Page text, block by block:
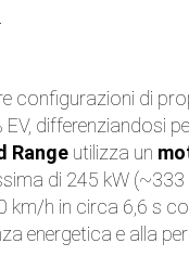
configurazioni di
differenziandosi
Range utilizza un
di 245 kW
km/h in circa 6,6 s
energetica e alla